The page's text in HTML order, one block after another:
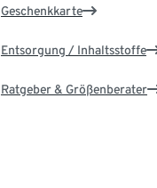
Geschenkkarte
Entsorgung / Inhaltsstoffe
Ratgeber & Größenberater